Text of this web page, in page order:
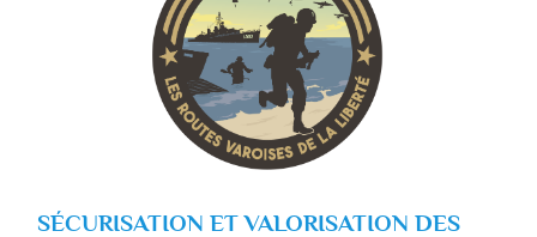
SÉCURISATION ET VALORISATION DES